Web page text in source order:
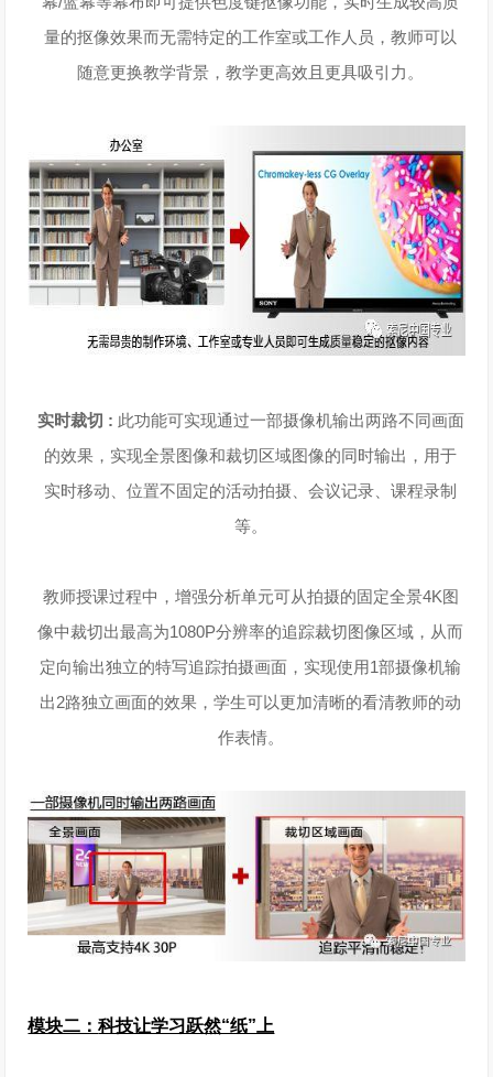
量的抠像效果而无需特定的工作室或工作人员，教师可以
随意更换教学背景，教学更高效且更具吸引力。
实时裁切 : 此功能可实现通过一部摄像机输出两路不同画面
的效果，实现全景图像和裁切区域图像的同时输出，用于
实时移动、位置不固定的活动拍摄、会议记录、课程录制
等。
教师授课过程中，增强分析单元可从拍摄的固定全景4K图
像中裁切出最高为1080P分辨率的追踪裁切图像区域，从而
定向输出独立的特写追踪拍摄画面，实现使用1部摄像机输
出2路独立画面的效果，学生可以更加清晰的看清教师的动
作表情。
模块二：科技让学习跃然“纸”上